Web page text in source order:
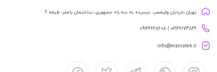
تهران،خیابان ولیعصر، نرسیده به سه راه جمهوری، ساختمان رامفر، طبقه 6
02166174826 | 09126668608
info@maniateb.ir